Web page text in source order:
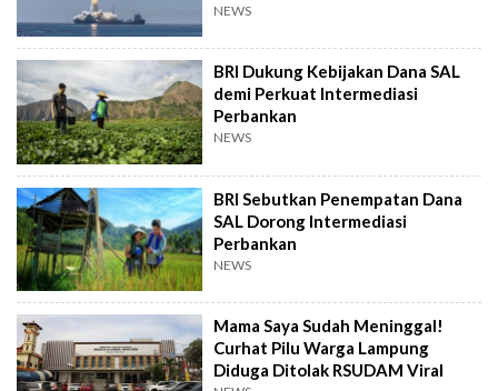
NEWS
BRI Dukung Kebijakan Dana SAL
demi Perkuat Intermediasi
Perbankan
NEWS
BRI Sebutkan Penempatan Dana
SAL Dorong Intermediasi
Perbankan
NEWS
Mama Saya Sudah Meninggal!
Curhat Pilu Warga Lampung
Diduga Ditolak RSUDAM Viral